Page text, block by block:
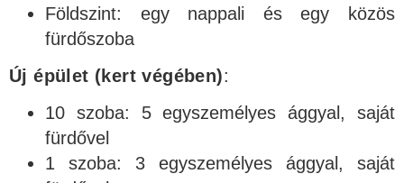
Földszint: egy nappali és egy közös
fürdőszoba
Új épület (kert végében):
10 szoba: 5 egyszemélyes ággyal, saját
fürdővel
1 szoba: 3 egyszemélyes ággyal, saját